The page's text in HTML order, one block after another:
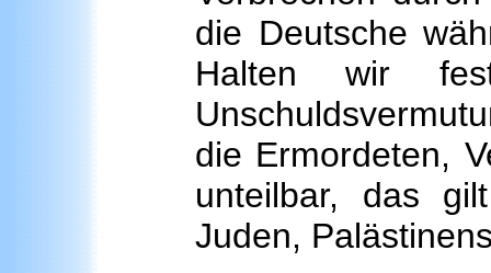
die Deutsche
Halten wir
die Ermordeten,
unteilbar, das
Juden,